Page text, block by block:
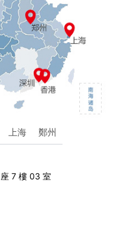
上海 鄭州
7 樓 03 室